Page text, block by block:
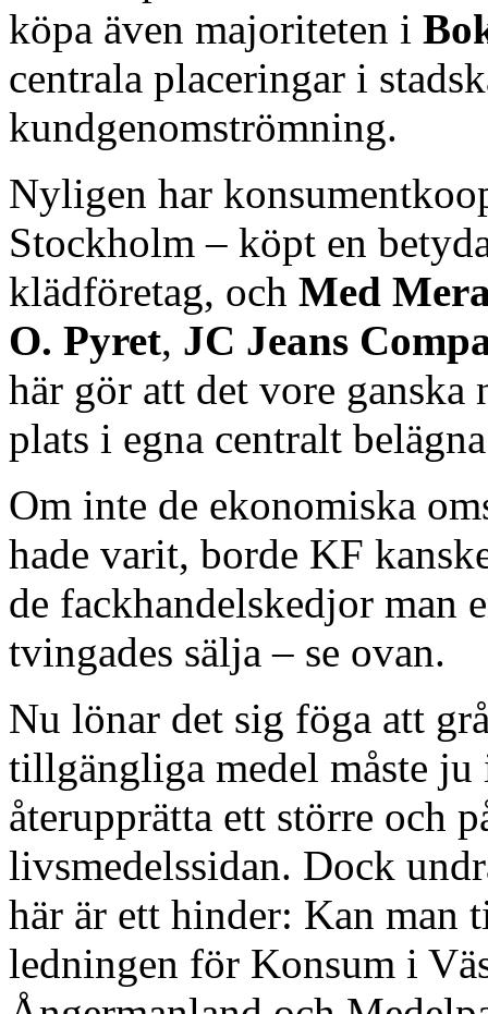
köpa även majoriteten i
centrala placeringar i
kundgenomströmning.
Nyligen har
Stockholm – köpt en
klädföretag, och Med
O. Pyret, JC Jeans
här gör att det vore
plats i egna centralt
Om inte de ekonomiska
hade varit, borde KF
de fackhandelskedjor man
tvingades sälja – se ovan.
Nu lönar det sig föga att
tillgängliga medel måste ju
återupprätta ett större och
livsmedelssidan. Dock
här är ett hinder: Kan man
ledningen för Konsum i